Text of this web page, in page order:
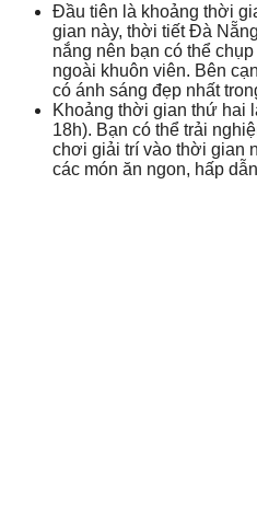
Đầu tiên là khoảng thời
gian này, thời tiết Đà
nắng nên bạn có thể
ngoài khuôn viên. Bên
có ánh sáng đẹp nhất
Khoảng thời gian thứ hai
18h). Bạn có thể trải
chơi giải trí vào thời gian
các món ăn ngon, hấp